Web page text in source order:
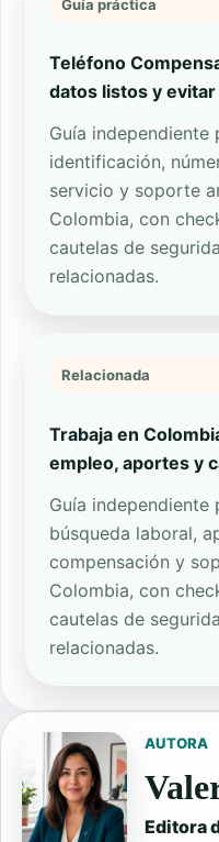
Guía práctica
Teléfono
datos listos y
Guía independiente
identificación,
servicio y soporte
Colombia, con
cautelas de
relacionadas.
Relacionada
Trabaja en
empleo, aportes y
Guía independiente
búsqueda laboral,
compensación y
Colombia, con
cautelas de
relacionadas.
AUTORA
Editora